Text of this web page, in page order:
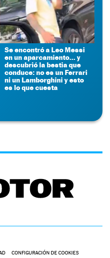
Se encontró a Leo Messi
en un aparcamiento... y
descubrió la bestia que
conduce: no es un Ferrari
ni un Lamborghini y esto
es lo que cuesta
CONFIGURACIÓN DE COOKIES